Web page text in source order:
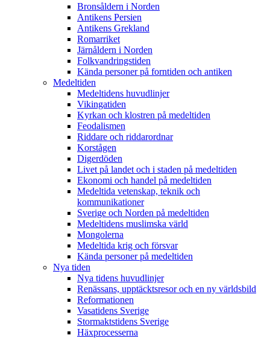
Bronsåldern i Norden
Antikens Persien
Antikens Grekland
Romarriket
Järnåldern i Norden
Folkvandringstiden
Kända personer på forntiden och antiken
Medeltiden
Medeltidens huvudlinjer
Vikingatiden
Kyrkan och klostren på medeltiden
Feodalismen
Riddare och riddarordnar
Korstågen
Digerdöden
Livet på landet och i staden på medeltiden
Ekonomi och handel på medeltiden
Medeltida vetenskap, teknik och
kommunikationer
Sverige och Norden på medeltiden
Medeltidens muslimska värld
Mongolerna
Medeltida krig och försvar
Kända personer på medeltiden
Nya tiden
Nya tidens huvudlinjer
Renässans, upptäcktsresor och en ny världsbild
Reformationen
Vasatidens Sverige
Stormaktstidens Sverige
Häxprocesserna